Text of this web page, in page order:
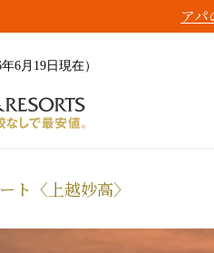
ア
6月19日現在）
ト〈上越妙高〉